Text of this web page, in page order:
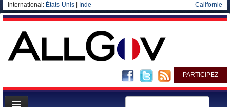
International: États-Unis Inde Californie
PARTICIPEZ